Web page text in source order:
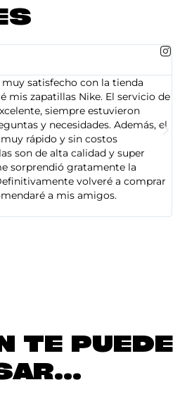
satisfecho con la tienda
mis zapatillas Nike. El servicio de
siempre estuvieron
y necesidades. Además, el
rápido y sin costos
son de alta calidad y super
sorprendió gratamente la
volveré a comprar
a mis amigos.
TE PUEDE